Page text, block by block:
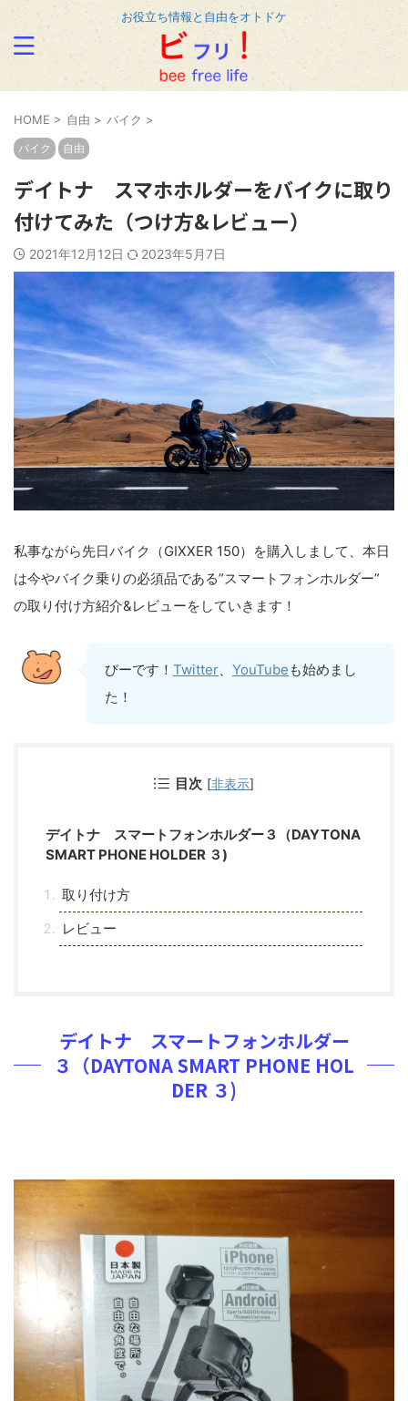
お役立ち情報と自由をオトドケ
HOME > 自由 > バイク >
バイク 自由
デイトナ スマホホルダーをバイクに取り
付けてみた（つけ方&レビュー）
2021年12月12日 2023年5月7日
私事ながら先日バイク（GIXXER 150）を購入しまして、本日
は今やバイク乗りの必須品である”スマートフォンホルダー”
の取り付け方紹介&レビューをしていきます！
びーです！ Twitter YouTube も始めまし
た！
目次 [非表示]
デイトナ スマートフォンホルダー３（DAYTONA
SMART PHONE HOLDER ３)
取り付け方
レビュー
デイトナ スマートフォンホルダー
３（DAYTONA SMART PHONE HOL
DER ３)